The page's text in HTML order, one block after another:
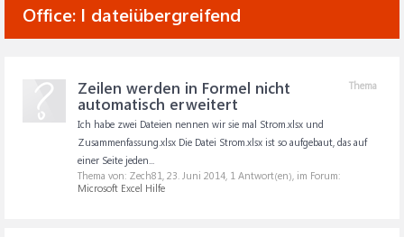
Office: l dateiübergreifend
Thema
Zeilen werden in Formel nicht
automatisch erweitert
Ich habe zwei Dateien nennen wir sie mal Strom.xlsx und
Zusammenfassung.xlsx Die Datei Strom.xlsx ist so aufgebaut, das auf
einer Seite jeden...
Thema von: Zech81, 23. Juni 2014, 1 Antwort(en), im Forum:
Microsoft Excel Hilfe